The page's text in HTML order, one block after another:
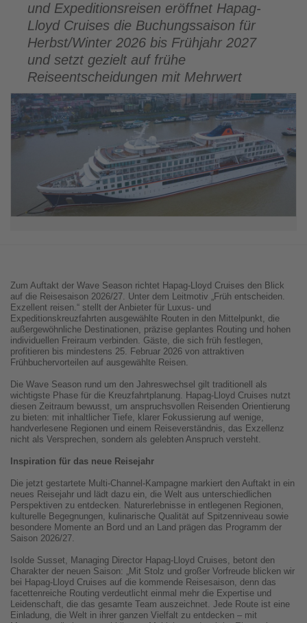
Tourismus
los
ist!
und Expeditionsreisen eröffnet Hapag-
Lloyd Cruises die Buchungssaison für
Herbst/Winter 2026 bis Frühjahr 2027
und setzt gezielt auf frühe
Reiseentscheidungen mit Mehrwert
Zum Auftakt der Wave Season richtet Hapag-Lloyd Cruises den Blick
auf die Reisesaison 2026/27. Unter dem Leitmotiv „Früh entscheiden.
Exzellent reisen.“ stellt der Anbieter für Luxus- und
Expeditionskreuzfahrten ausgewählte Routen in den Mittelpunkt, die
außergewöhnliche Destinationen, präzise geplantes Routing und hohen
individuellen Freiraum verbinden. Gäste, die sich früh festlegen,
profitieren bis mindestens 25. Februar 2026 von attraktiven
Frühbuchervorteilen auf ausgewählte Reisen.
Die Wave Season rund um den Jahreswechsel gilt traditionell als
wichtigste Phase für die Kreuzfahrtplanung. Hapag-Lloyd Cruises nutzt
diesen Zeitraum bewusst, um anspruchsvollen Reisenden Orientierung
zu bieten: mit inhaltlicher Tiefe, klarer Fokussierung auf wenige,
handverlesene Regionen und einem Reiseverständnis, das Exzellenz
nicht als Versprechen, sondern als gelebten Anspruch versteht.
Inspiration für das neue Reisejahr
Die jetzt gestartete Multi-Channel-Kampagne markiert den Auftakt in ein
neues Reisejahr und lädt dazu ein, die Welt aus unterschiedlichen
Perspektiven zu entdecken. Naturerlebnisse in entlegenen Regionen,
kulturelle Begegnungen, kulinarische Qualität auf Spitzenniveau sowie
besondere Momente an Bord und an Land prägen das Programm der
Saison 2026/27.
Isolde Susset, Managing Director Hapag-Lloyd Cruises, betont den
Charakter der neuen Saison: „Mit Stolz und großer Vorfreude blicken wir
bei Hapag-Lloyd Cruises auf die kommende Reisesaison, denn das
facettenreiche Routing verdeutlicht einmal mehr die Expertise und
Leidenschaft, die das gesamte Team auszeichnet. Jede Route ist eine
Einladung, die Welt in ihrer ganzen Vielfalt zu entdecken – mit